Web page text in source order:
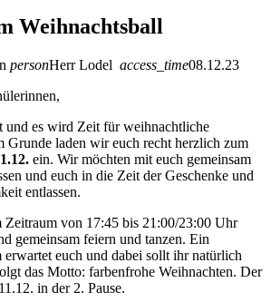
Weihnachtsball
personHerr Lodel access_time08.12.23
und es wird Zeit für weihnachtliche
Grunde laden wir euch recht herzlich zum
ein. Wir möchten mit euch gemeinsam
und euch in die Zeit der Geschenke und
entlassen.
Zeitraum von 17:45 bis 21:00/23:00 Uhr
gemeinsam feiern und tanzen. Ein
erwartet euch und dabei sollt ihr natürlich
das Motto: farbenfrohe Weihnachten. Der
in der 2. Pause.